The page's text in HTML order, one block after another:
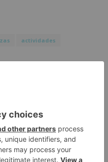
actividades
al autobús en el HUBU es